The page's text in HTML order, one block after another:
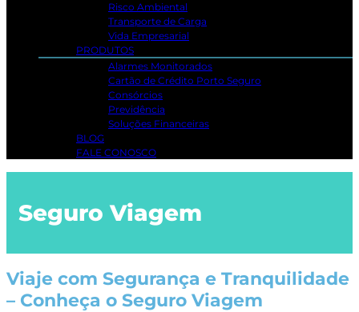
Risco Ambiental
Transporte de Carga
Vida Empresarial
PRODUTOS
Alarmes Monitorados
Cartão de Crédito Porto Seguro
Consórcios
Previdência
Soluções Financeiras
BLOG
FALE CONOSCO
Seguro Viagem
Viaje com Segurança e Tranquilidade
– Conheça o Seguro Viagem